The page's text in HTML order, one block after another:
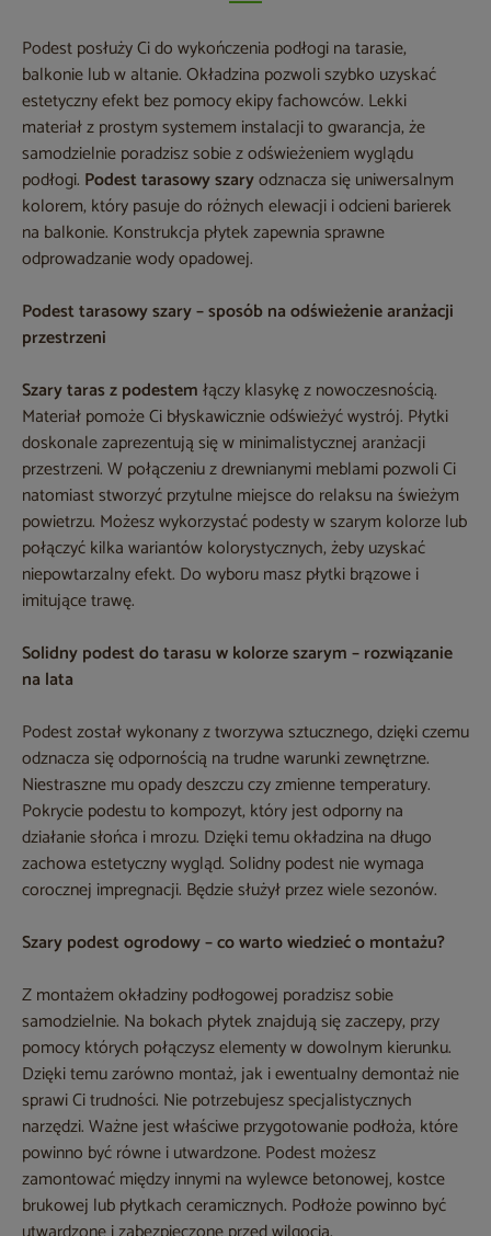
Podest posłuży Ci do wykończenia podłogi na tarasie,
balkonie lub w altanie. Okładzina pozwoli szybko uzyskać
estetyczny efekt bez pomocy ekipy fachowców. Lekki
materiał z prostym systemem instalacji to gwarancja, że
samodzielnie poradzisz sobie z odświeżeniem wyglądu
podłogi. Podest tarasowy szaryodznacza się uniwersalnym
kolorem, który pasuje do różnych elewacji i odcieni barierek
na balkonie. Konstrukcja płytek zapewnia sprawne
odprowadzanie wody opadowej.
Podest tarasowy szary – sposób na odświeżenie aranżacji
przestrzeni
Szary taras z podestemłączy klasykę z nowoczesnością.
Materiał pomoże Ci błyskawicznie odświeżyć wystrój. Płytki
doskonale zaprezentują się w minimalistycznej aranżacji
przestrzeni. W połączeniu z drewnianymi meblami pozwoli Ci
natomiast stworzyć przytulne miejsce do relaksu na świeżym
powietrzu. Możesz wykorzystać podesty w szarym kolorze lub
połączyć kilka wariantów kolorystycznych, żeby uzyskać
niepowtarzalny efekt. Do wyboru masz płytki brązowe i
imitujące trawę.
Solidny podest do tarasu w kolorze szarym – rozwiązanie
na lata
Podest został wykonany z tworzywa sztucznego, dzięki czemu
odznacza się odpornością na trudne warunki zewnętrzne.
Niestraszne mu opady deszczu czy zmienne temperatury.
Pokrycie podestu to kompozyt, który jest odporny na
działanie słońca i mrozu. Dzięki temu okładzina na długo
zachowa estetyczny wygląd. Solidny podest nie wymaga
corocznej impregnacji. Będzie służył przez wiele sezonów.
Szary podest ogrodowy – co warto wiedzieć o montażu?
Z montażem okładziny podłogowej poradzisz sobie
samodzielnie. Na bokach płytek znajdują się zaczepy, przy
pomocy których połączysz elementy w dowolnym kierunku.
Dzięki temu zarówno montaż, jak i ewentualny demontaż nie
sprawi Ci trudności. Nie potrzebujesz specjalistycznych
narzędzi. Ważne jest właściwe przygotowanie podłoża, które
powinno być równe i utwardzone. Podest możesz
zamontować między innymi na wylewce betonowej, kostce
brukowej lub płytkach ceramicznych. Podłoże powinno być